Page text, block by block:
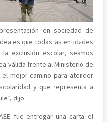
en sociedad de
es que todas las entidades
exclusión escolar, seamos
válida frente al Ministerio de
mejor camino para atender
y que representa a
dijo.
fue entregar una carta el